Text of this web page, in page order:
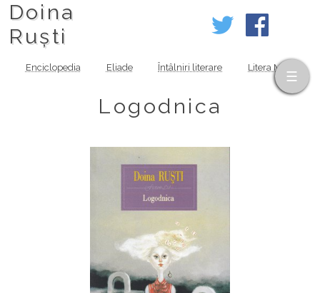
Doina
Ruști
Enciclopedia Eliade Întâlniri literare Litera MOV
Logodnica